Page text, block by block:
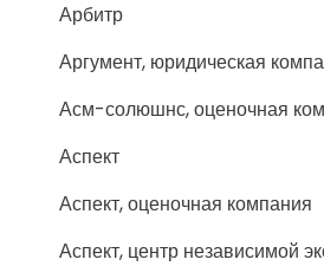
Арбитр
Аргумент, юридическая
Асм-солюшнс, оценочная
Аспект
Аспект, оценочная компания
Аспект, центр независимой